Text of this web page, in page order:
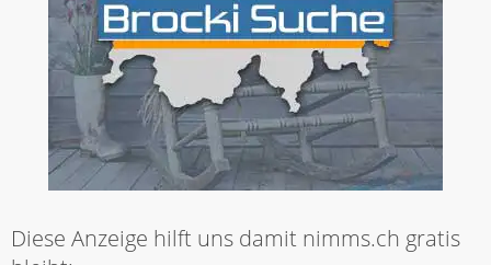
Diese Anzeige hilft uns damit nimms.ch gratis